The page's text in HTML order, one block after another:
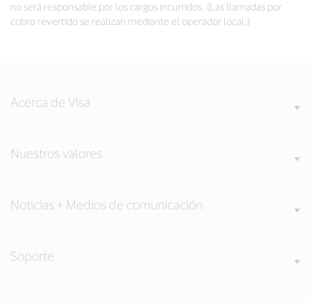
no será responsable por los cargos incurridos. (Las llamadas por
cobro revertido se realizan mediante el operador local.)
Acerca de Visa
Nuestros valores
Noticias + Medios de comunicación
Soporte